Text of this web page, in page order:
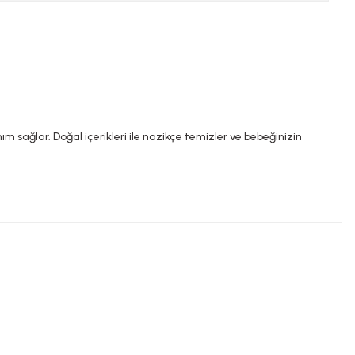
sağlar. Doğal içerikleri ile nazikçe temizler ve bebeğinizin